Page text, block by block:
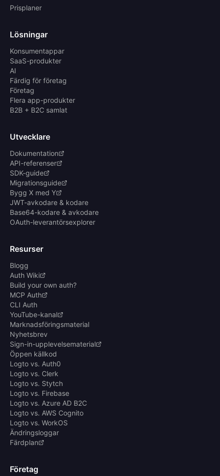
Prisplaner
Lösningar
Konsumentappar
SaaS-produkter
AI
Färdig för företag
Företag
Flera app-produkter
B2B + B2C samlat
Utvecklare
Dokumentation
API-referenser
SDK-guide
Migrationsguide
Bygg X med Y
JWT-avkodare & kodare
Base64-kodare & avkodare
OAuth-leverantörsexplorer
Resurser
Blogg
Auth Wiki
Build your own auth?
MCP Auth
CLI Auth
YouTube-kanal
Marknadsföringsmaterial
Nyhetsbrev
Sign-in-upplevelsematerial
Öppen källkod
Logto vs. Auth0
Logto vs. Clerk
Logto vs. Stytch
Logto vs. Firebase
Logto vs. Azure AD B2C
Logto vs. AWS Cognito
Logto vs. WorkOS
Ändringsloggar
Färdplan
Företag